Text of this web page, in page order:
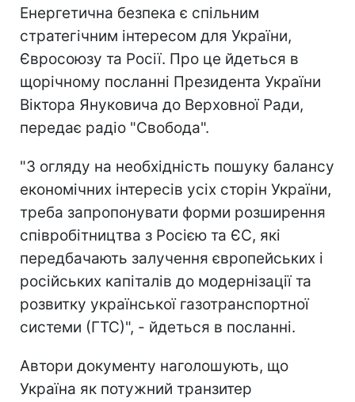
Енергетична безпека є спільним
стратегічним інтересом для України,
Євросоюзу та Росії. Про це йдеться в
щорічному посланні Президента України
Віктора Януковича до Верховної Ради,
передає радіо "Свобода".
"З огляду на необхідність пошуку балансу
економічних інтересів усіх сторін України,
треба запропонувати форми розширення
співробітництва з Росією та ЄС, які
передбачають залучення європейських i
російських капіталів до модернiзацiї та
розвитку української газотранспортної
системи (ГТС)", - йдеться в посланні.
Автори документу наголошують, що
Україна як потужний транзитер